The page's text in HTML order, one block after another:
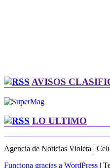
AVISOS
LO ULTIMO
Agencia de Noticias Violeta |
Funciona gracias a WordPress |